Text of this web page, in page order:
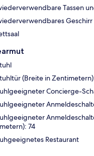
Tassen
Geschirr
(Breite in
Concierge-
74
Restaurant